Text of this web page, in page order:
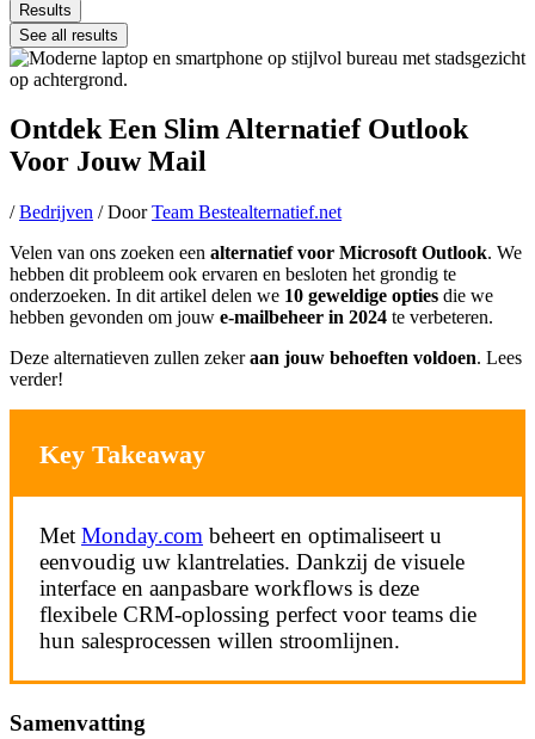
Results
See all results
Ontdek Een Slim Alternatief Outlook
Voor Jouw Mail
/Bedrijven / DoorTeam Bestealternatief.net
Velen van ons zoeken een alternatief voor Microsoft Outlook. We
hebben dit probleem ook ervaren en besloten het grondig te
onderzoeken. In dit artikel delen we 10 geweldige opties die we
hebben gevonden om jouw e-mailbeheer in 2024 te verbeteren.
Deze alternatieven zullen zekeraan jouw behoeften voldoen. Lees
verder!
Key Takeaway
Met Monday.com beheert en optimaliseert u
eenvoudig uw klantrelaties. Dankzij de visuele
interface en aanpasbare workflows is deze
flexibele CRM-oplossing perfect voor teams die
hun salesprocessen willen stroomlijnen.
Samenvatting